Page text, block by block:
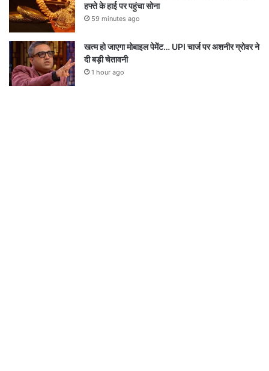
हफ्ते के हाई पर पहुंचा सोना
59 minutes ago
खत्म हो जाएगा मोबाइल पेमेंट… UPI चार्ज पर अशनीर ग्रोवर ने
दी बड़ी चेतावनी
1 hour ago